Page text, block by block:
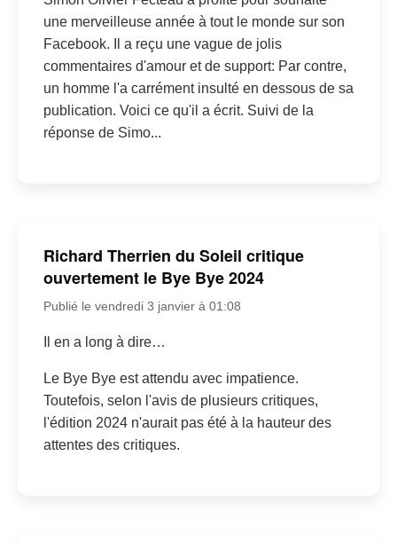
une merveilleuse année à tout le monde sur son
Facebook. Il a reçu une vague de jolis
commentaires d'amour et de support: Par contre,
un homme l'a carrément insulté en dessous de sa
publication. Voici ce qu'il a écrit. Suivi de la
réponse de Simo...
Richard Therrien du Soleil critique
ouvertement le Bye Bye 2024
Publié le vendredi 3 janvier à 01:08
Il en a long à dire…
Le Bye Bye est attendu avec impatience.
Toutefois, selon l'avis de plusieurs critiques,
l'édition 2024 n'aurait pas été à la hauteur des
attentes des critiques.